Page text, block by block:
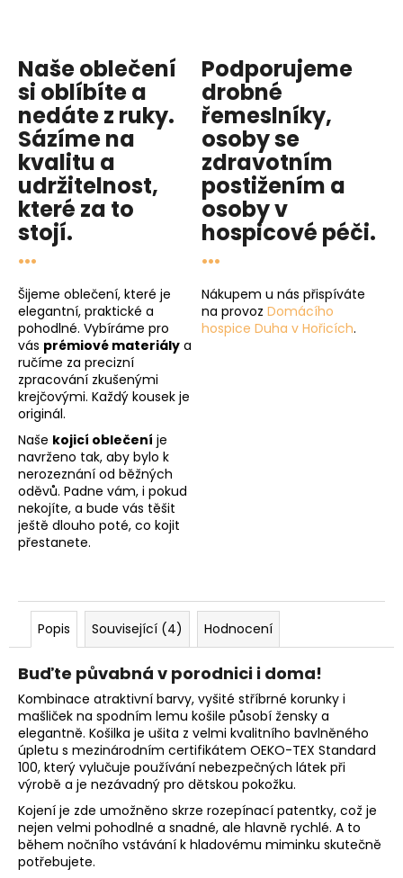
Naše oblečení
si oblíbíte a
nedáte z ruky.
Sázíme na
kvalitu a
udržitelnost,
které za to
stojí.
...
Šijeme oblečení, které je
elegantní, praktické a
pohodlné. Vybíráme pro
vás prémiové materiály a
ručíme za precizní
zpracování zkušenými
krejčovými. Každý kousek je
originál.
Naše kojicí oblečení je
navrženo tak, aby bylo k
nerozeznání od běžných
oděvů. Padne vám, i pokud
nekojíte, a bude vás těšit
ještě dlouho poté, co kojit
přestanete.
Podporujeme
drobné
řemeslníky,
osoby se
zdravotním
postižením a
osoby v
hospicové péči.
...
Nákupem u nás přispíváte
na provoz Domácího
hospice Duha v Hořicích.
Popis Související (4) Hodnocení
Buďte půvabná v porodnici i doma!
Kombinace atraktivní barvy, vyšité stříbrné korunky i
mašliček na spodním lemu košile působí žensky a
elegantně. Košilka je ušita z velmi kvalitního bavlněného
úpletu s mezinárodním certifikátem OEKO-TEX Standard
100, který vylučuje používání nebezpečných látek při
výrobě a je nezávadný pro dětskou pokožku.
Kojení je zde umožněno skrze rozepínací patentky, což je
nejen velmi pohodlné a snadné, ale hlavně rychlé. A to
během nočního vstávání k hladovému miminku skutečně
potřebujete.